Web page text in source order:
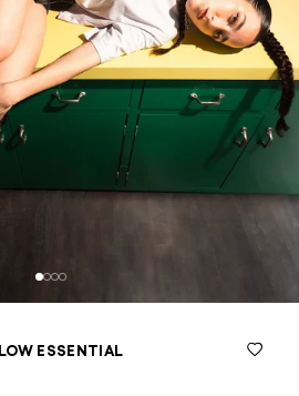
ESSENTIAL